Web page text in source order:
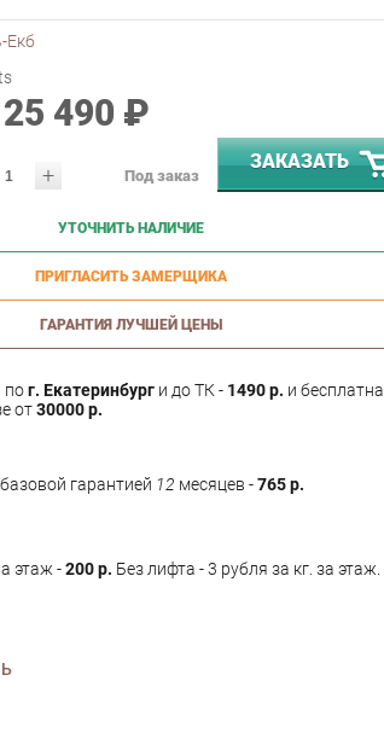
Екб
25 490 ₽
+ Под заказ
ЗАКАЗАТЬ
УТОЧНИТЬ НАЛИЧИЕ
ПРИГЛАСИТЬ ЗАМЕРЩИКА
ГАРАНТИЯ ЛУЧШЕЙ ЦЕНЫ
пог. Екатеринбург и до ТК - 1490 р. и бесплатна
от30000 р.
гарантией 12 месяцев -765 р.
этаж -200 р. Без лифта - 3 рубля за кг. за этаж.